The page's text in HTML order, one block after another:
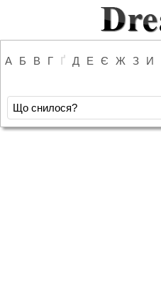
А Б В Г Ґ Д Е Є Ж З И